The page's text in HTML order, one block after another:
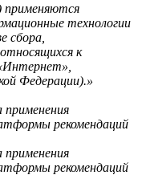
применяются
технологии
сбора,
к
Федерации).»
рекомендаций
рекомендаций